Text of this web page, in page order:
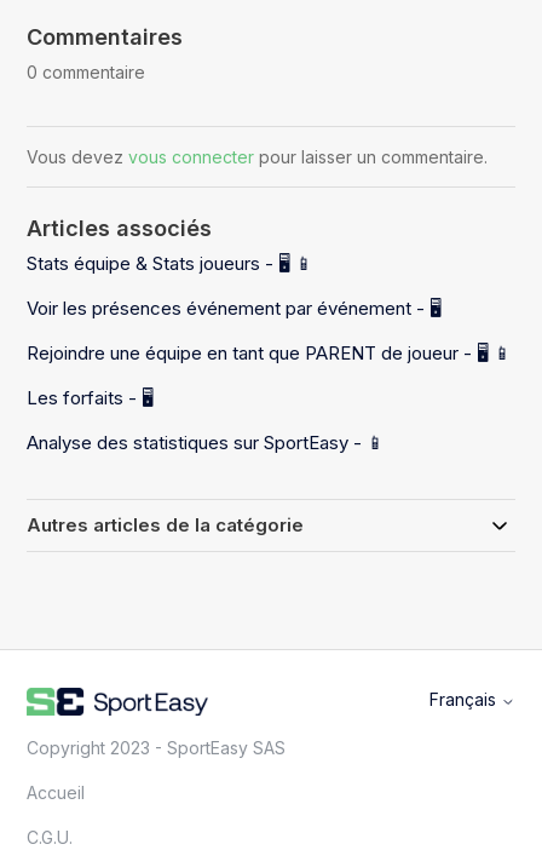
Commentaires
0 commentaire
Vous devezvous connecter pour laisser un commentaire.
Articles associés
Stats équipe & Stats joueurs - 🖥️ 📱
Voir les présences événement par événement - 🖥️
Rejoindre une équipe en tant que PARENT de joueur - 🖥️ 📱
Les forfaits - 🖥️
Analyse des statistiques sur SportEasy - 📱
Autres articles de la catégorie
Français
Copyright 2023 - SportEasy SAS
Accueil
C.G.U.